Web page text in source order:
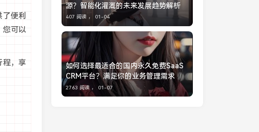
便利
您可以
程，享
源？智能化灌溉的未来发展趋势解析
407 阅读 ， 01-04
如何选择最适合的国内永久免费SaaS
CRM平台？满足你的业务管理需求
2763 阅读 ， 01-07